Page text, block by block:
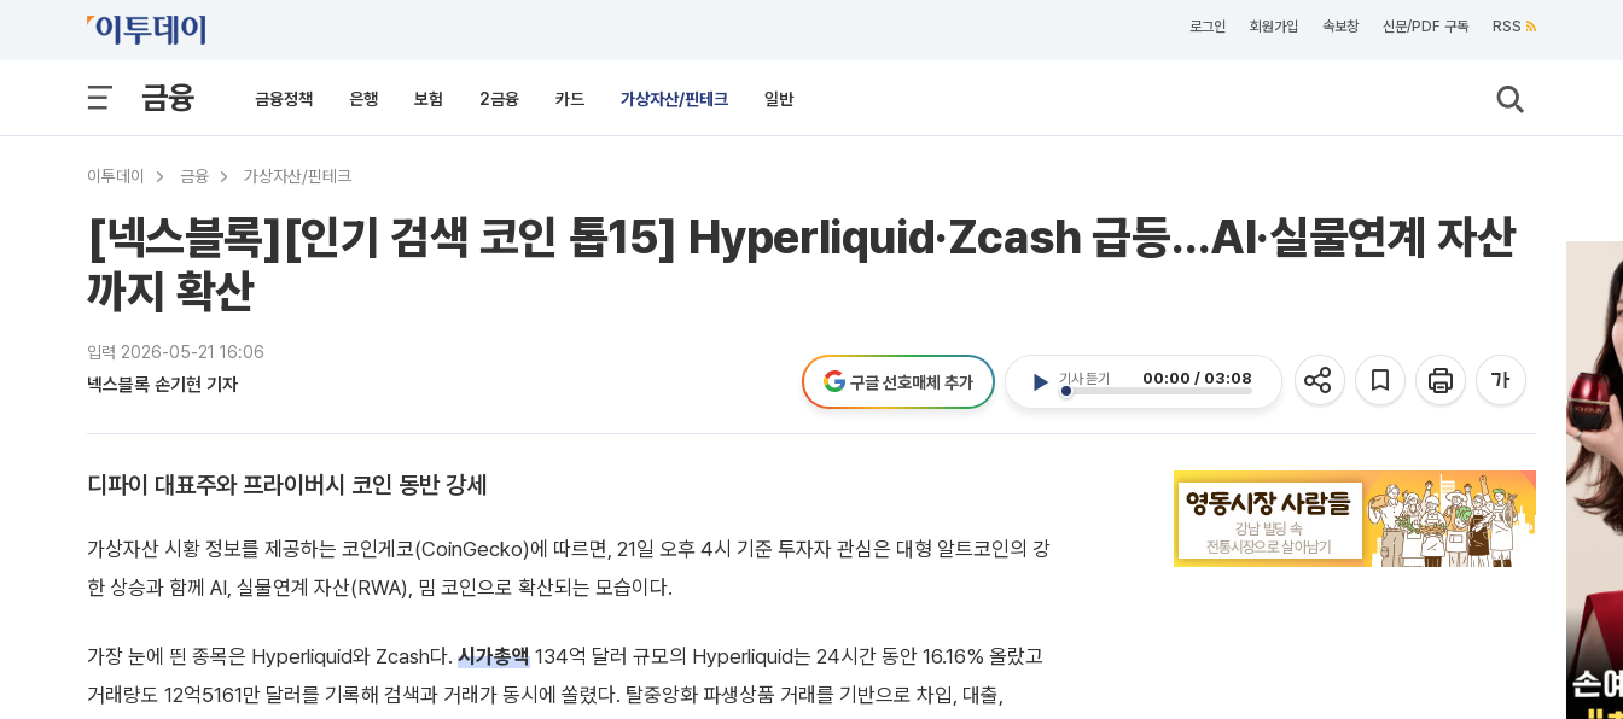
로그인 회원가입 속보창 신문/PDF 구독 RSS
금융 금융정책 은행 보험 2금융 카드 가상자산/핀테크 일반
이투데이 금융 가상자산/핀테크
[넥스블록][인기 검색 코인 톱15] Hyperliquid·Zcash 급등…AI·실물연계 자산
까지 확산
입력 2026-05-21 16:06
넥스블록 손기현 기자 기사 듣기 00:00 / 03:08
구글 선호매체 추가
디파이 대표주와 프라이버시 코인 동반 강세
가상자산 시황 정보를 제공하는 코인게코(CoinGecko)에 따르면, 21일 오후 4시 기준 투자자 관심은 대형 알트코인의 강
한 상승과 함께 AI, 실물연계 자산(RWA), 밈 코인으로 확산되는 모습이다.
가장 눈에 띈 종목은 Hyperliquid와 Zcash다. 시가총액 134억 달러 규모의 Hyperliquid는 24시간 동안 16.16% 올랐고
거래량도 12억5161만 달러를 기록해 검색과 거래가 동시에 쏠렸다. 탈중앙화 파생상품 거래를 기반으로 차입, 대출,